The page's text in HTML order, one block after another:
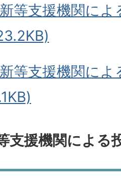
等支援機関に
等支援機関に
支援機関による